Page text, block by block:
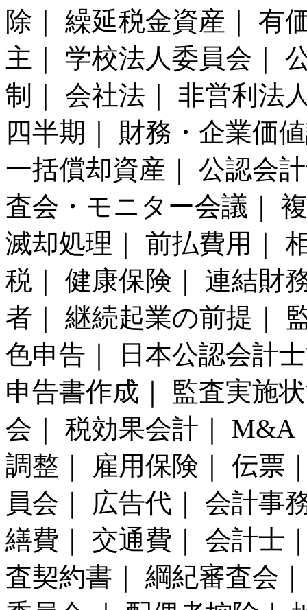
除｜ 繰延税金資産｜ 有
主｜ 学校法人委員会｜
制｜ 会社法｜ 非営利法
四半期｜ 財務・企業価
一括償却資産｜ 公認会
査会・モニター会議｜
滅却処理｜ 前払費用｜
税｜ 健康保険｜ 連結財
者｜ 継続起業の前提｜
色申告｜ 日本公認会計
申告書作成｜ 監査実施
会｜ 税効果会計｜ M&A
調整｜ 雇用保険｜ 伝票
員会｜ 広告代｜ 会計事
繕費｜ 交通費｜ 会計士
査契約書｜ 綱紀審査会